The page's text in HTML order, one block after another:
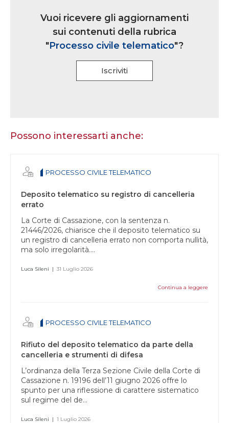
iscrizioneVuoi ricevere gli aggiornamenti
sui contenuti della rubrica
"Processo civile telematico"?
Iscriviti
essere
questo
campo
Possono interessarti anche:
PROCESSO CIVILE TELEMATICO
Deposito telematico su registro di cancelleria
errato
La Corte di Cassazione, con la sentenza n.
21446/2026, chiarisce che il deposito telematico su
un registro di cancelleria errato non comporta nullità,
ma solo irregolarità....
Luca Sileni | 31 Luglio 2026
Continua a leggere
PROCESSO CIVILE TELEMATICO
Rifiuto del deposito telematico da parte della
cancelleria e strumenti di difesa
L’ordinanza della Terza Sezione Civile della Corte di
Cassazione n. 19196 dell’11 giugno 2026 offre lo
spunto per una riflessione di carattere sistematico
sul regime del de...
Luca Sileni | 1 Luglio 2026